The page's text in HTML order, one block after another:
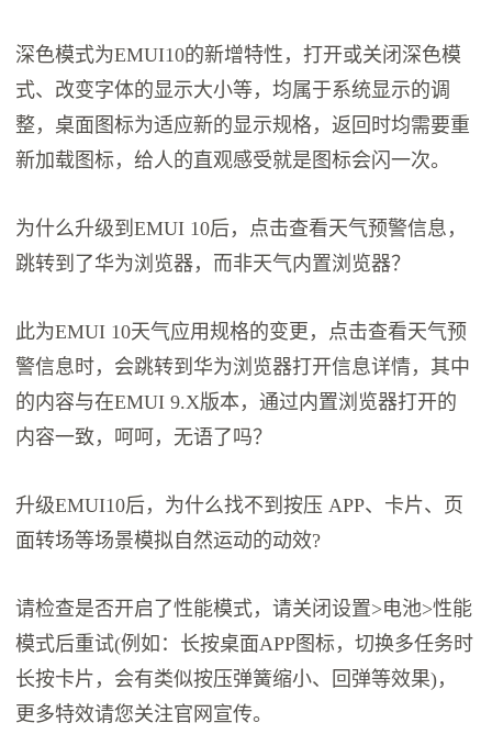
深色模式为EMUI10的新增特性，打开或关闭深色模
式、改变字体的显示大小等，均属于系统显示的调
整，桌面图标为适应新的显示规格，返回时均需要重
新加载图标，给人的直观感受就是图标会闪一次。
为什么升级到EMUI 10后，点击查看天气预警信息，
跳转到了华为浏览器，而非天气内置浏览器？
此为EMUI 10天气应用规格的变更，点击查看天气预
警信息时，会跳转到华为浏览器打开信息详情，其中
的内容与在EMUI 9.X版本，通过内置浏览器打开的
内容一致，呵呵，无语了吗？
升级EMUI10后，为什么找不到按压 APP、卡片、页
面转场等场景模拟自然运动的动效?
请检查是否开启了性能模式，请关闭设置>电池>性能
模式后重试(例如：长按桌面APP图标，切换多任务时
长按卡片，会有类似按压弹簧缩小、回弹等效果)，
更多特效请您关注官网宣传。